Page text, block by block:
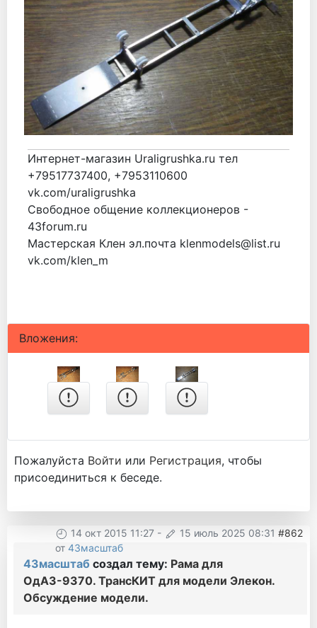
Интернет-магазин Uraligrushka.ru тел
+79517737400, +7953110600
vk.com/uraligrushka
Свободное общение коллекционеров -
43forum.ru
Мастерская Клен эл.почта klenmodels@list.ru
vk.com/klen_m
Вложения:
Пожалуйста Войти или Регистрация, чтобы
присоединиться к беседе.
14 окт 2015 11:27 - 15 июль 2025 08:31 #862
от 43масштаб
43масштаб создал тему: Рама для
ОдАЗ-9370. ТрансКИТ для модели Элекон.
Обсуждение модели.